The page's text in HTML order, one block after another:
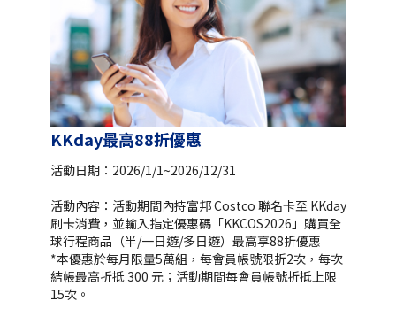
KKday最高88折優惠
活動日期：2026/1/1~2026/12/31
活動內容：活動期間內持富邦 Costco 聯名卡至 KKday
刷卡消費，並輸入指定優惠碼「KKCOS2026」購買全
球行程商品（半/一日遊/多日遊）最高享88折優惠
*本優惠於每月限量5萬組，每會員帳號限折2次，每次
結帳最高折抵 300 元；活動期間每會員帳號折抵上限
15次。